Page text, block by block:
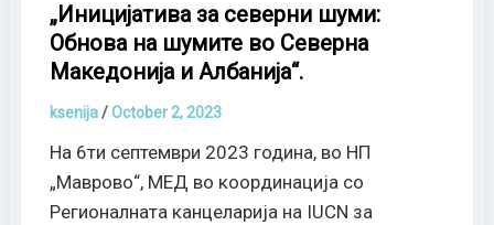
„Иницијатива за северни шуми:
Обнова на шумите во Северна
Македонија и Албанија“.
ksenija/October 2, 2023
На 6ти септември 2023 година, во НП
„Маврово“, МЕД во координација со
Регионалната канцеларија на IUCN за